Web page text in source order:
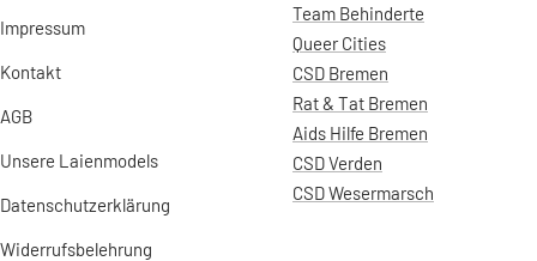
Impressum
Kontakt
AGB
Unsere Laienmodels
Datenschutzerklärung
Widerrufsbelehrung
Team Behinderte
Queer Cities
CSD Bremen
Rat & Tat Bremen
Aids Hilfe Bremen
CSD Verden
CSD Wesermarsch